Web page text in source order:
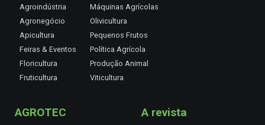
Agroindústria
Agronegócio
Apicultura
Feiras & Eventos
Floricultura
Fruticultura
Máquinas Agrícolas
Olivicultura
Pequenos Frutos
Política Agrícola
Produção Animal
Viticultura
AGROTEC A revista